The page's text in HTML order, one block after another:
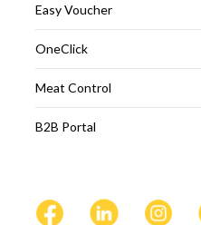
Easy Voucher
OneClick
Meat Control
B2B Portal